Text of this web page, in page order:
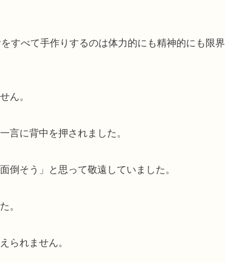
すべて手作りするのは体力的にも精神的にも限界
ん。
言に背中を押されました。
倒そう」と思って敬遠していました。
。
られません。